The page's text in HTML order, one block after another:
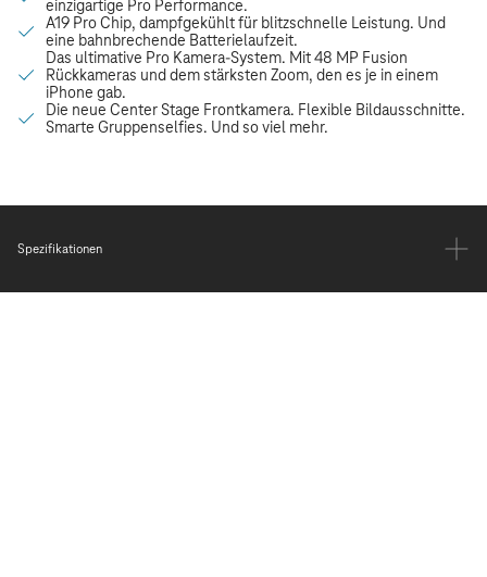
Spezifikationen